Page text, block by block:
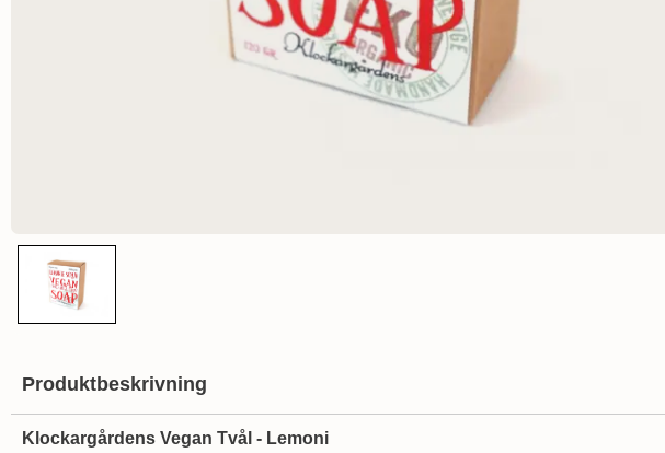
Produktbeskrivning
Klockargårdens Vegan Tvål - Lemoni